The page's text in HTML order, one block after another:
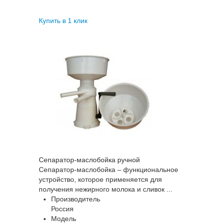
Купить в 1 клик
Сепаратор-маслобойка ручной
Сепаратор-маслобойка – функциональное
устройство, которое применяется для
получения нежирного молока и сливок ...
Производитель
Россия
Модель